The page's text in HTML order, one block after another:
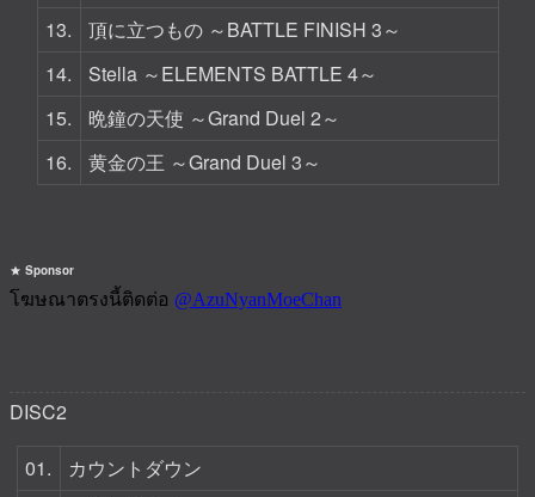
13.
頂に立つもの ～BATTLE FINISH 3～
14.
Stella ～ELEMENTS BATTLE 4～
15.
晩鐘の天使 ～Grand Duel 2～
16.
黄金の王 ～Grand Duel 3～
Sponsor
DISC2
01.
カウントダウン